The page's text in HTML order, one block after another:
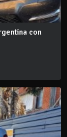
con